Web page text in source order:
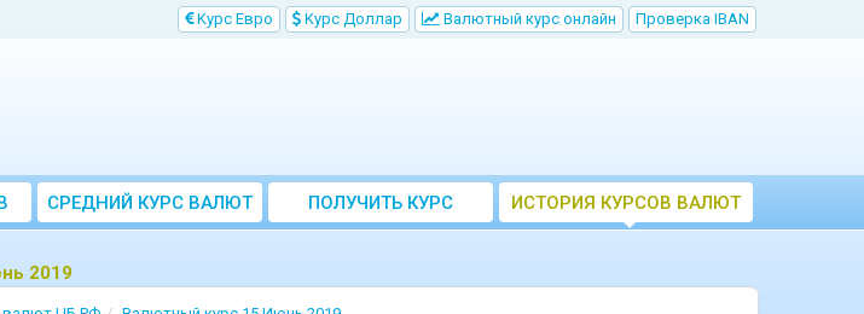
Kурс Евро Kурс Доллар Bалютный курс онлайн Проверка IBAN
CРЕДНИЙ КУРС ВАЛЮТ
ЗА МЕСЯЦ
ПОЛУЧИТЬ КУРС
ВАЛЮТ ЦБ
ИСТОРИЯ КУРСОВ ВАЛЮТ
ЦБ РФ
2019